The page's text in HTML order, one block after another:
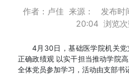
作者：卢佳 来源： 发布时
20:04 浏览次
4月30日，基础医学院机关党
正确政绩观 以实干担当推动学院
全体党员参加学习，活动由支部书